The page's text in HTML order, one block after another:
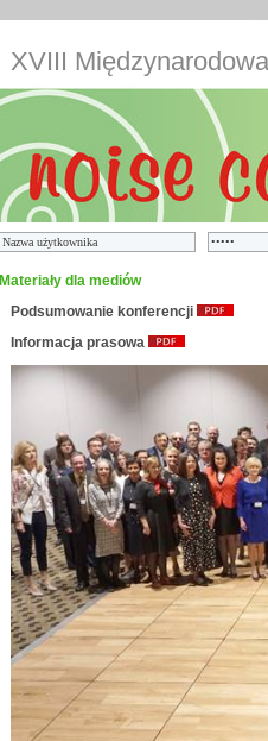
XVIII
Materiały dla mediów
Podsumowanie konferencji
Informacja prasowa